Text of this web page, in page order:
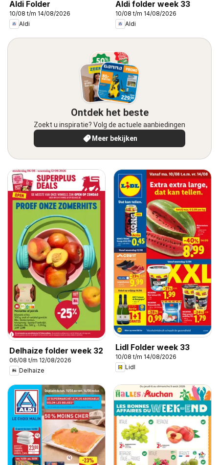
Aldi Folder
10/08 t/m 14/08/2026
Aldi
Aldi folder week 33
10/08 t/m 14/08/2026
Aldi
Ontdek het beste
Zoekt u inspiratie? Volg de actuele aanbiedingen
Meer bekijken
Delhaize folder week 32
06/08 t/m 12/08/2026
Delhaize
Lidl Folder week 33
10/08 t/m 14/08/2026
Lidl